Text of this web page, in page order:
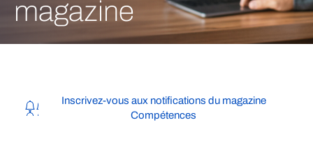
magazine
Inscrivez-vous aux notifications du magazine
Compétences